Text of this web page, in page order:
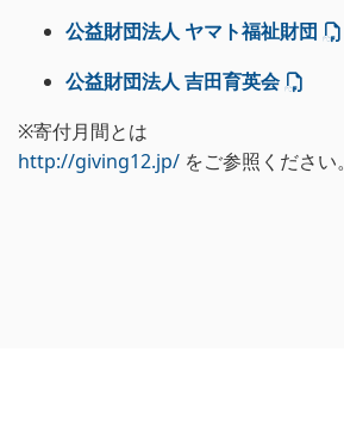
公益財団法人 ヤマト福祉財団
公益財団法人 吉田育英会
※寄付月間とは
http://giving12.jp/ をご参照ください。